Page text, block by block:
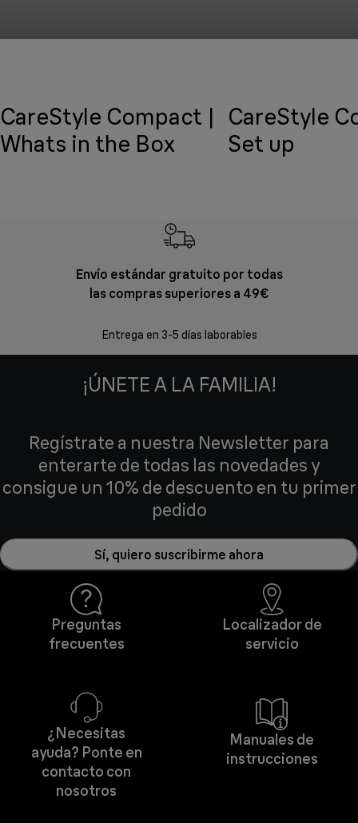
CareStyle Compact |
Whats in the Box
CareStyle
Set up
Envío estándar gratuito por todas
las compras superiores a 49€
Entrega en 3-5 días laborables
¡ÚNETE A LA FAMILIA!
Regístrate a nuestra Newsletter para
enterarte de todas las novedades y
consigue un 10% de descuento en tu primer
pedido
Sí, quiero suscribirme ahora
Preguntas
frecuentes
Localizador de
servicio
¿Necesitas
ayuda? Ponte en
contacto con
nosotros
Manuales de
instrucciones